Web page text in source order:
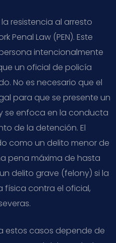
resistencia al arresto
Penal Law (PEN). Este
intencionalmente
un oficial de policía
No es necesario que el
para que se presente un
se enfoca en la conducta
de la detención. El
como un delito menor de
pena máxima de hasta
delito grave (felony) si la
física contra el oficial,
estos casos depende de